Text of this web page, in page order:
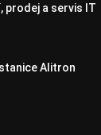
prodej a servis IT
Alitron